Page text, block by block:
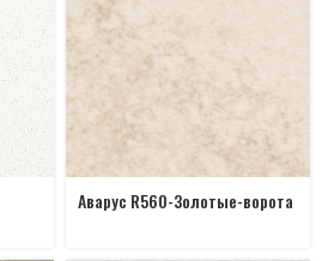
Аварус R560-Золотые-ворота